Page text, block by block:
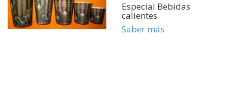
Especial Bebidas
calientes
Saber más